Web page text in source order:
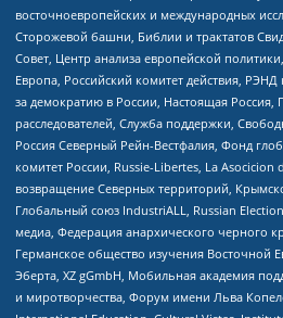
восточноевропейских и международных
Сторожевой башни, Библии и трактатов
Совет, Центр анализа европейской
Европа, Российский комитет действия,
за демократию в России, Настоящая Россия,
расследователей, Служба поддержки,
Россия Северный Рейн-Вестфалия, Фонд
комитет России, Russie-Libertes, La Asocicion
возвращение Северных территорий,
Глобальный союз IndustriALL, Russian
медиа, Федерация анархического черного
Германское общество изучения
Эберта, XZ gGmbH, Мобильная академия
и миротворчества, Форум имени Льва